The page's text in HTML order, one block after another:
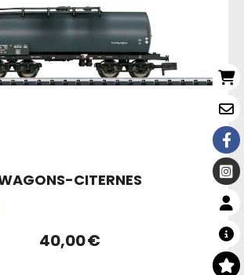
CITERNES
40,00€